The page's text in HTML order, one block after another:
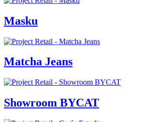
Masku
Matcha Jeans
Showroom BYCAT